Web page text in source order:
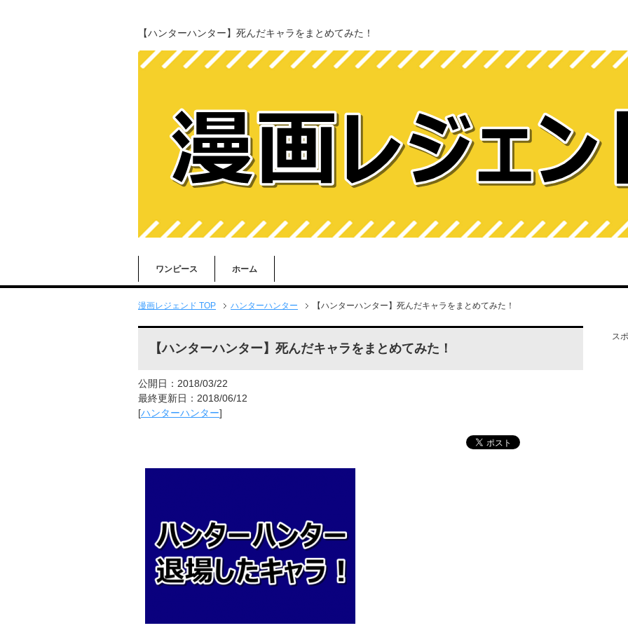
【ハンターハンター】死んだキャラをまとめてみた！
ワンピース ホーム
漫画レジェンド TOP ハンターハンター 【ハンターハンター】死んだキャラをまとめてみた！
【ハンターハンター】死んだキャラをまとめてみた！
公開日：2018/03/22
最終更新日：2018/06/12
[ハンターハンター]
ス